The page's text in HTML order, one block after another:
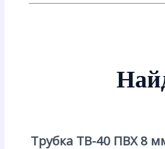
Трубка ТВ-40 ПВХ 8